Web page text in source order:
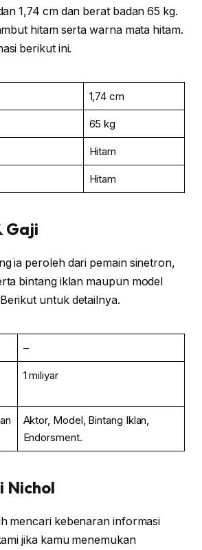
1,74 cm dan berat badan 65 kg.
hitam serta warna mata hitam.
berikut ini.
1,74 cm
65 kg
Hitam
Hitam
Gaji
ia peroleh dari pemain sinetron,
bintang iklan maupun model
untuk detailnya.
–
1 miliyar
Aktor, Model, Bintang Iklan,
Endorsment.
Nichol
mencari kebenaran informasi
jika kamu menemukan